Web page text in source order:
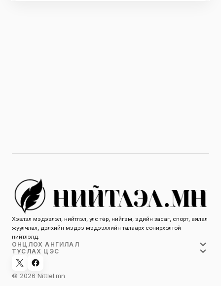
Хэвлэл мэдээлэл, нийтлэл, улс төр, нийгэм, эдийн засаг, спорт, аялал
жуулчлал, дэлхийн мэдээ мэдээллийн талаарх сонирхолтой
нийтлэлүүд.
ОНЦЛОХ АНГИЛАЛ
ТУСЛАХ ЦЭС
© 2026 Nittlel.mn